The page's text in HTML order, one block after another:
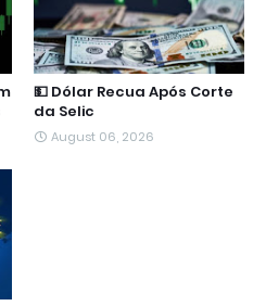
💵 Dólar Recua Após Corte
da Selic
August 06, 2026